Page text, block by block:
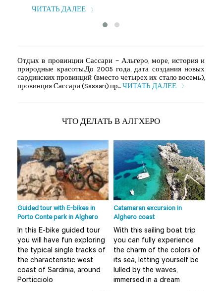
ЧИТАТЬ ДАЛЕЕ
Отдых в провинции Сассари – Альгеро, море, история и
природные красоты.До 2005 года, дата создания новых
сардинских провинций (вместо четырех их стало восемь),
провинция Сассари (Sassari) пр... ЧИТАТЬ ДАЛЕЕ
ЧТО ДЕЛАТЬ В АЛГХЕРО
Guided tour with E-bikes in
Porto Conte park in Alghero
In this E-bike guided tour
you will have fun exploring
the typical single tracks of
the characteristic west
coast of Sardinia, around
Porticciolo
Catamaran excursion in
Alghero coast
With this sailing boat trip
you can fully experience
the charm of the colors of
its sea, letting yourself be
lulled by the waves,
immersed in a dream